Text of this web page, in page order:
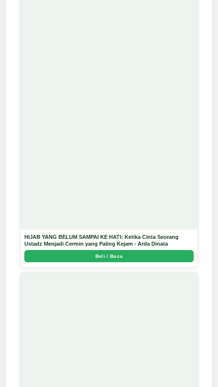
HIJAB YANG BELUM SAMPAI KE HATI: Ketika Cinta Seorang
Ustadz Menjadi Cermin yang Paling Kejam - Arda Dinata
Beli / Baca